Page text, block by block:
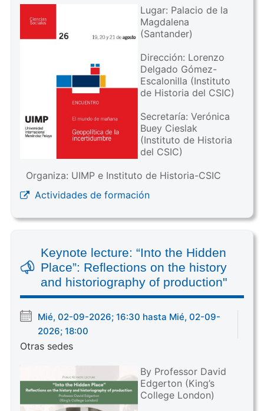
Lugar: Palacio de la
Magdalena
(Santander)
Dirección: Lorenzo
Delgado Gómez-
Escalonilla (Instituto
de Historia del CSIC)
Secretaría: Verónica
Buey Cieslak
(Instituto de Historia
del CSIC)
Organiza: UIMP e Instituto de Historia-CSIC
Actividades de formación
Keynote lecture: “Into the Hidden
Place”: Reflections on the history
and historiography of production"
Mié, 02-09-2026; 16:30 hasta Mié, 02-09-
2026; 18:00
Otras sedes
By Professor David
Edgerton (King’s
College London)